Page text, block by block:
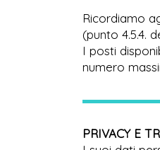
Ricordiamo
(punto 4.5.4.
I posti
numero
PRIVACY E